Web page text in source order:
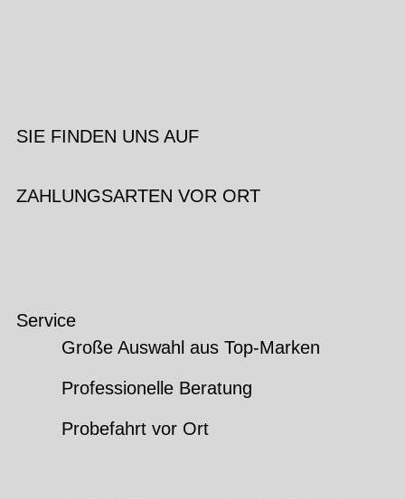
SIE FINDEN UNS AUF
ZAHLUNGSARTEN VOR ORT
Service
Große Auswahl aus Top-Marken
Professionelle Beratung
Probefahrt vor Ort